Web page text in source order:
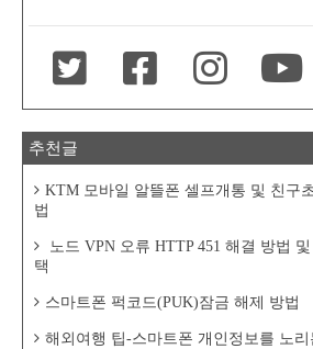
추천글
KTM 모바일 알뜰폰 셀프개통 및 친구
법
노드 VPN 오류 HTTP 451 해결 방법
택
스마트폰 퍽코드(PUK)잠금 해제 방법
해외여행 팁-스마트폰 개인정보를 노리